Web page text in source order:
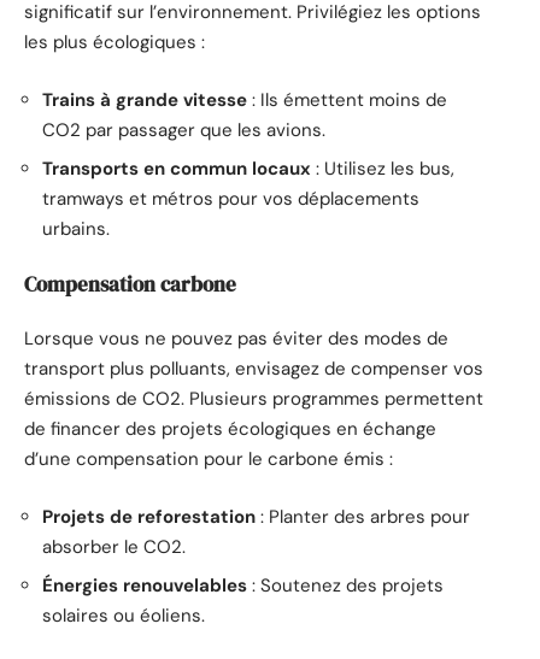
significatif sur l’environnement. Privilégiez les options
les plus écologiques :
Trains à grande vitesse : Ils émettent moins de
CO2 par passager que les avions.
Transports en commun locaux : Utilisez les bus,
tramways et métros pour vos déplacements
urbains.
Compensation carbone
Lorsque vous ne pouvez pas éviter des modes de
transport plus polluants, envisagez de compenser vos
émissions de CO2. Plusieurs programmes permettent
de financer des projets écologiques en échange
d’une compensation pour le carbone émis :
Projets de reforestation : Planter des arbres pour
absorber le CO2.
Énergies renouvelables : Soutenez des projets
solaires ou éoliens.